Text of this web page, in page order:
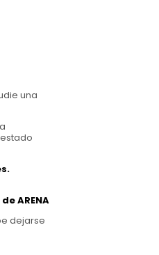
una
ARENA
dejarse